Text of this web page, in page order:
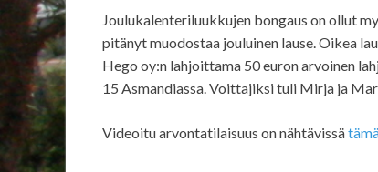
Joulukalenteriluukkujen bongaus on ollut
pitänyt muodostaa jouluinen lause. Oikea
Hego oy:n lahjoittama 50 euron arvoinen
15 Asmandiassa. Voittajiksi tuli Mirja ja
Videoitu arvontatilaisuus on nähtävissä